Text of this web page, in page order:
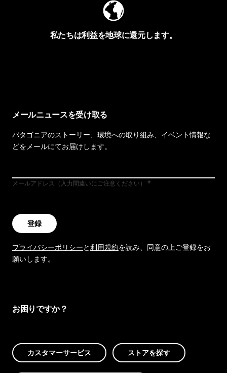
私たちは利益を地球に還元します。
メールニュースを受け取る
パタゴニアのストーリー、環境への取り組み、イベント情報な
どをメールにてお届けします。
メールアドレス（入力間違いにご注意ください）
登録
プライバシーポリシーと利用規約を読み、同意の上ご登録をお
願いします。
お困りですか？
カスタマーサービス ストアを探す